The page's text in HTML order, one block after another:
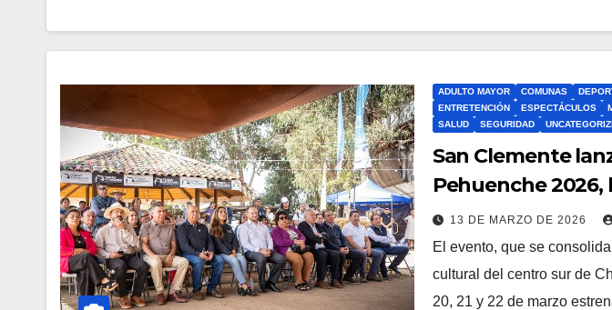
ADULTO MAYOR COMUNAS
ENTRETENCIÓN
ESPECTÁCULOS
SALUD
SEGURIDAD
San Clemente
Pehuenche
las Tradiciones
Centro Sur de
13 DE MARZO DE 2026
El evento, que se
cultural del centro sur de
20, 21 y 22 de marzo